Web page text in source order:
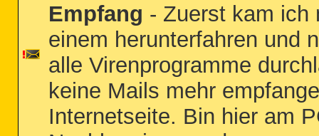
Empfang - Zuerst kam ich
einem herunterfahren und
alle Virenprogramme
keine Mails mehr
Internetseite. Bin hier am